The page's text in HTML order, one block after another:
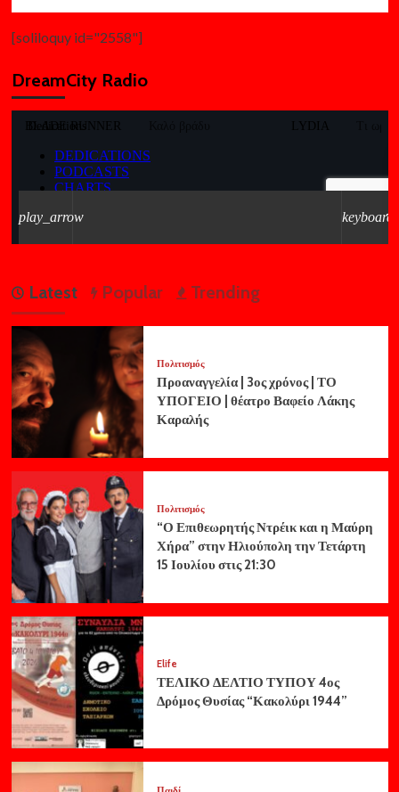
[soliloquy id="2558"]
DreamCity Radio
Latest Popular Trending
Πολιτισμός
Προαναγγελία | 3ος χρόνος | ΤΟ
ΥΠΟΓΕΙΟ | θέατρο Βαφείο Λάκης
Καραλής
Πολιτισμός
“Ο Επιθεωρητής Ντρέικ και η Μαύρη
Χήρα” στην Ηλιούπολη την Τετάρτη
15 Ιουλίου στις 21:30
Elife
ΤΕΛΙΚΟ ΔΕΛΤΙΟ ΤΥΠΟΥ 4ος
Δρόμος Θυσίας “Κακολύρι 1944”